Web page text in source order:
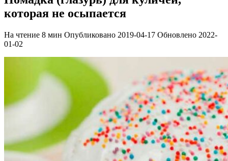
которая не осыпается
На чтение 8 мин Опубликовано 2019-04-17 Обновлено 2022-
01-02